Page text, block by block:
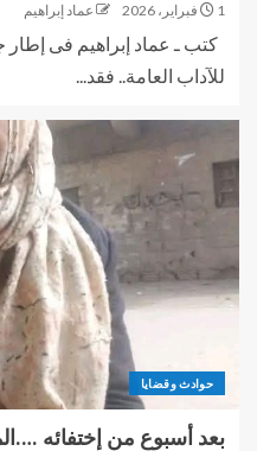
1 فبراير، 2026 عماد إبراهيم
كتب ـ عماد إبراهيم فى إطار
للآداب العامة.. فقد...
حوادث وقضايا
بعد أسبوع من إختفائه